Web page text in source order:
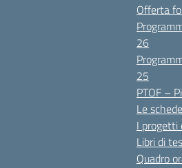
Offerta
26
25
PTOF –
Le
I progetti
Libri di
Quadro